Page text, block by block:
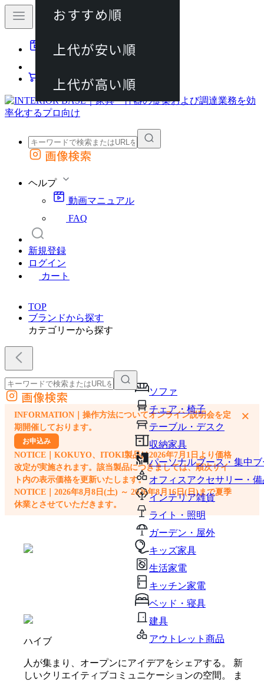
動画マニュアル
カート
外部サイトの商品をカートに追加
画像検索
ヘルプ
動画マニュアル
FAQ
新規登録
ログイン
カート
TOP
ブランドから探す
カテゴリーから探す
ソファ
チェア・椅子
テーブル・デスク
収納家具
パーソナルブース・集中
オフィスアクセサリー・備
インテリア雑貨
ライト・照明
ガーデン・屋外
キッズ家具
生活家電
キッチン家電
ベッド・寝具
建具
アウトレット商品
外部サイトの商品をカートに追加
他のサイトで見つけた商品ページのURLを貼り付けて、カートに追加できます
画像検索
INFORMATION｜操作方法についてオンライン説明会を定
期開催しております。
お申込み
NOTICE｜KOKUYO、ITOKI製品は2026年7月1日より価格
改定が実施されます。該当製品につきましては、順次サイ
ト内の表示価格を更新いたします。
NOTICE｜2026年8月8日(土) ～ 2026年8月16日(日)まで夏季
休業とさせていただきます。
×
ハイブ
人が集まり、オープンにアイデアをシェアする。 新
しいクリエイティブコミュニケーションの空間。 ま
おすすめ順
上代が安い順
上代が高い順